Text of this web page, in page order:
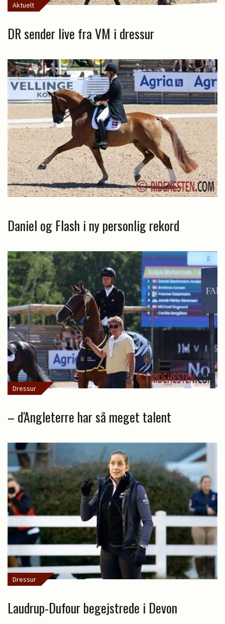
Aktuelt
DR sender live fra VM i dressur
Daniel og Flash i ny personlig rekord
Dressur
– d'Angleterre har så meget talent
Dressur
Laudrup-Dufour begejstrede i Devon